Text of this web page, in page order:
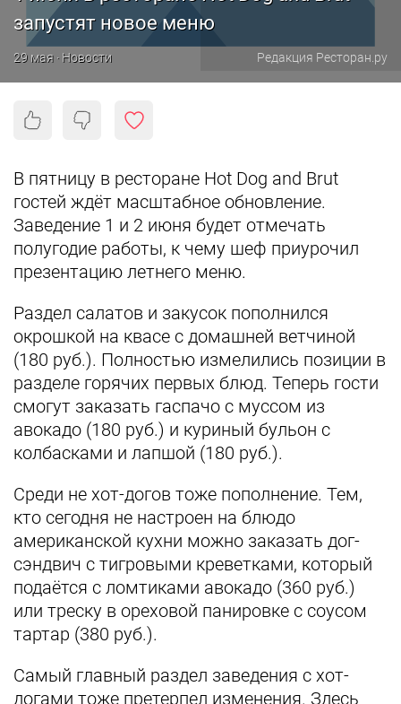
запустят новое меню
29 мая · Новости Редакция Ресторан.ру
В пятницу в ресторане Hot Dog and Brut
гостей ждёт масштабное обновление.
Заведение 1 и 2 июня будет отмечать
полугодие работы, к чему шеф приурочил
презентацию летнего меню.
Раздел салатов и закусок пополнился
окрошкой на квасе с домашней ветчиной
(180 руб.). Полностью измелились позиции в
разделе горячих первых блюд. Теперь гости
смогут заказать гаспачо с муссом из
авокадо (180 руб.) и куриный бульон с
колбасками и лапшой (180 руб.).
Среди не хот-догов тоже пополнение. Тем,
кто сегодня не настроен на блюдо
американской кухни можно заказать дог-
сэндвич с тигровыми креветками, который
подаётся с ломтиками авокадо (360 руб.)
или треску в ореховой панировке с соусом
тартар (380 руб.).
Самый главный раздел заведения с хот-
догами тоже претерпел изменения. Здесь